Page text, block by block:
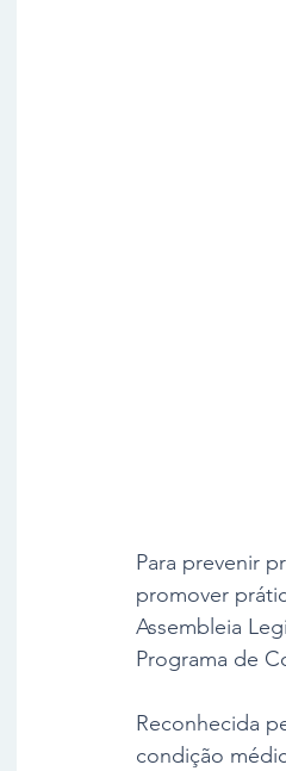
Para prevenir
promover
Assembleia
Programa de
Reconhecida
condição